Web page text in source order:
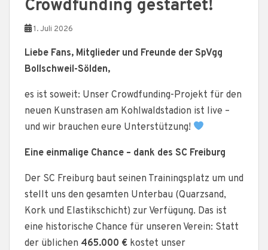
Crowdfunding gestartet!
1. Juli 2026
Liebe Fans, Mitglieder und Freunde der SpVgg
Bollschweil-Sölden,
es ist soweit: Unser Crowdfunding-Projekt für den
neuen Kunstrasen am Kohlwaldstadion ist live –
und wir brauchen eure Unterstützung!
Eine einmalige Chance – dank des SC Freiburg
Der SC Freiburg baut seinen Trainingsplatz um und
stellt uns den gesamten Unterbau (Quarzsand,
Kork und Elastikschicht) zur Verfügung. Das ist
eine historische Chance für unseren Verein: Statt
der üblichen 465.000 € kostet unser